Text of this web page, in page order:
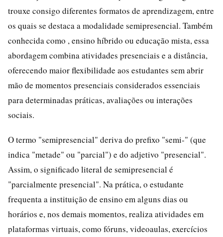
trouxe consigo diferentes formatos de aprendizagem, entre
os quais se destaca a modalidade semipresencial. Também
conhecida como , ensino híbrido ou educação mista, essa
abordagem combina atividades presenciais e a distância,
oferecendo maior flexibilidade aos estudantes sem abrir
mão de momentos presenciais considerados essenciais
para determinadas práticas, avaliações ou interações
sociais.
O termo "semipresencial" deriva do prefixo "semi-" (que
indica "metade" ou "parcial") e do adjetivo "presencial".
Assim, o significado literal de semipresencial é
"parcialmente presencial". Na prática, o estudante
frequenta a instituição de ensino em alguns dias ou
horários e, nos demais momentos, realiza atividades em
plataformas virtuais, como fóruns, videoaulas, exercícios